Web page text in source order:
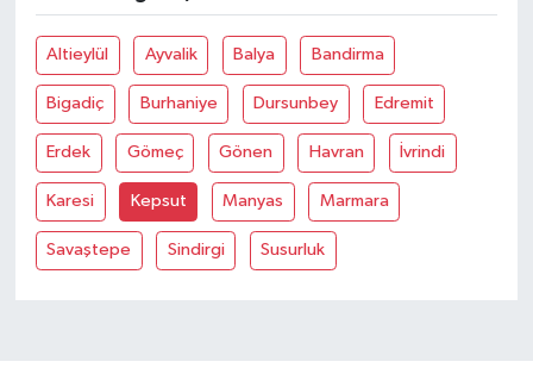
Altieylül Ayvalik Balya Bandirma
Bigadiç Burhaniye Dursunbey Edremit
Erdek Gömeç Gönen Havran İvrindi
Karesi Kepsut Manyas Marmara
Savaştepe Sindirgi Susurluk